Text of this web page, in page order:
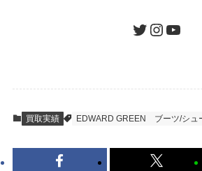
査定結果のご承認 /
到着即日に査定いたします。
ツイッターインスタグラムユーチューブ
買取実績 EDWARD GREEN ブーツ/シュ